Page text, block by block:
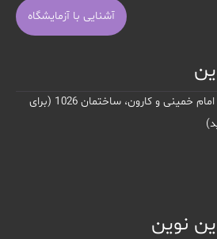
آشنایی با آزمایشگاه
تهران، تقاطع خیابان امام خمینی و کارون، ساختمان 1026 (برای
نوین